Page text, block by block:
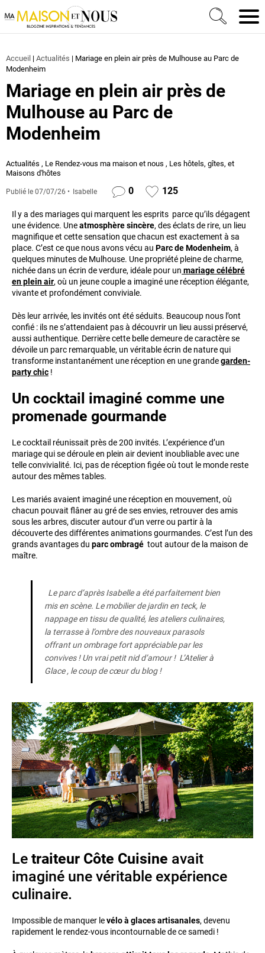
Ma Maison et Nous Construction, rénovation &
Accueil | Actualités | Mariage en plein air près de Mulhouse au Parc de
Modenheim
Mariage en plein air près de
Mulhouse au Parc de
Modenheim
Actualités , Le Rendez-vous ma maison et nous , Les hôtels, gîtes, et
Maisons d'hôtes
Publié le 07/07/26 Isabelle 0 125
Il y a des mariages qui marquent les esprits parce qu’ils dégagent
une évidence. Uneatmosphère sincère, des éclats de rire, un lieu
magnifique et cette sensation que chacun est exactement à sa
place. C’est ce que nous avons vécu au Parc de Modenheim, à
quelques minutes de Mulhouse. Une propriété pleine de charme,
nichée dans un écrin de verdure, idéale pour un mariage célébré
en plein air, où un jeune couple a imaginé une réception élégante,
vivante et profondément conviviale.
Dès leur arrivée, les invités ont été séduits. Beaucoup nous l’ont
confié : ils ne s’attendaient pas à découvrir un lieu aussi préservé,
aussi authentique. Derrière cette belle demeure de caractère se
dévoile un parc remarquable, un véritable écrin de nature qui
transforme instantanément une réception en une grandegarden-
party chic !
Un cocktail imaginé comme une
promenade gourmande
Le cocktail réunissait près de 200 invités. L’expérience d’un
mariage qui se déroule en plein air devient inoubliable avec une
telle convivialité. Ici, pas de réception figée où tout le monde reste
autour des mêmes tables.
Les mariés avaient imaginé une réception en mouvement, où
chacun pouvait flâner au gré de ses envies, retrouver des amis
sous les arbres, discuter autour d’un verre ou partir à la
découverte des différentes animations gourmandes. C’est l’un des
grands avantages du parc ombragé tout autour de la maison de
maître.
Le parc d’après Isabelle a été parfaitement bien
mis en scène. Le mobilier de jardin en teck, le
nappage en tissu de qualité, les ateliers culinaires,
la terrasse à l’ombre des nouveaux parasols
offrant un ombrage fort appréciable par les
convives ! Un vrai petit nid d’amour ! L’Atelier à
Glace , le coup de cœur du blog !
Le traiteur Côte Cuisine avait
imaginé une véritable expérience
culinaire.
Impossible de manquer levélo à glaces artisanales, devenu
rapidement le rendez-vous incontournable de ce samedi !